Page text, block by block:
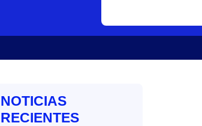
NOTICIAS
RECIENTES